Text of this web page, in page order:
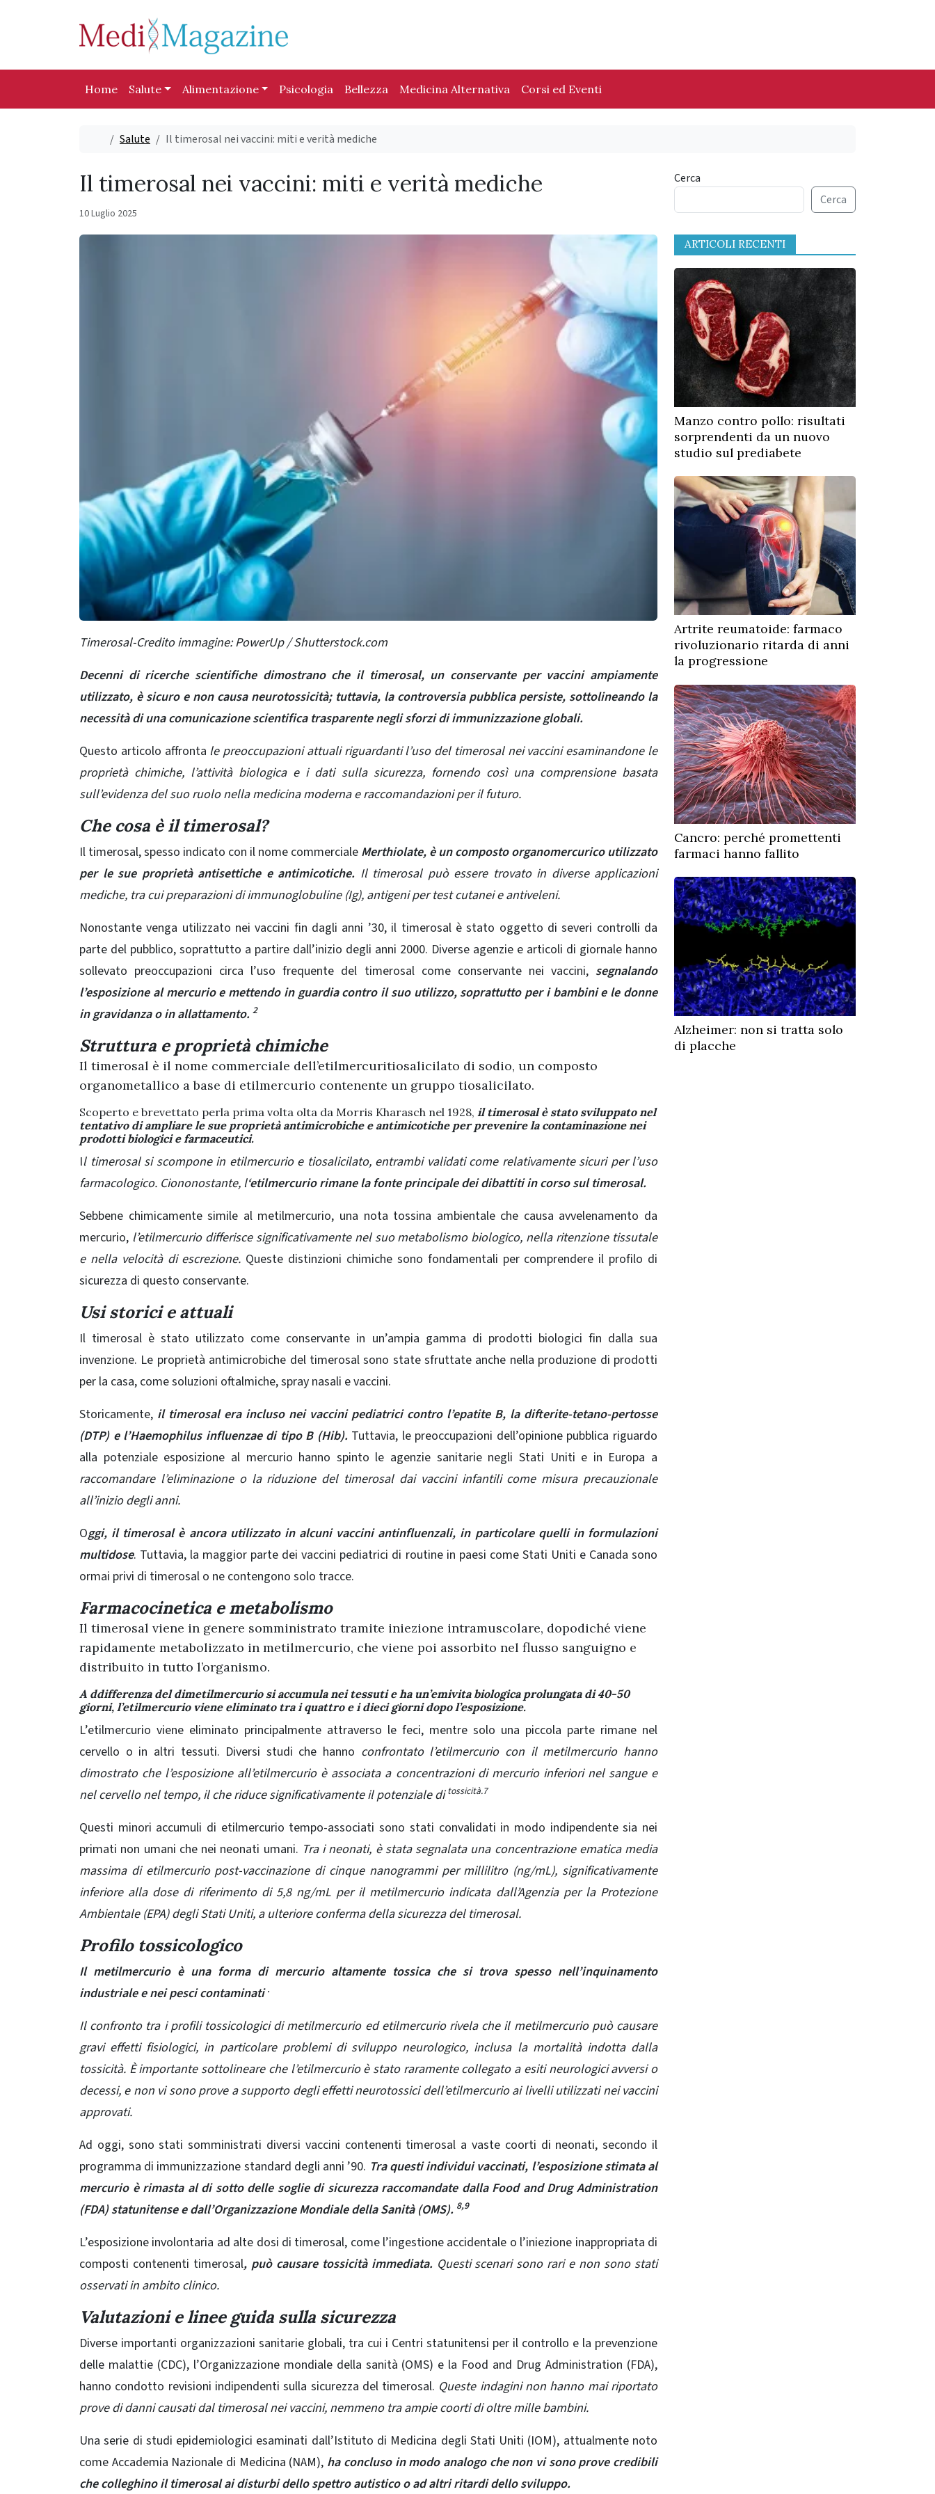
Home Salute Alimentazione Psicologia Bellezza Medicina Alternativa Corsi ed Eventi
Home
Salute Il timerosal nei vaccini: miti e verità mediche
Il timerosal nei vaccini: miti e verità mediche
10 Luglio 2025
Timerosal-Credito immagine: PowerUp / Shutterstock.com
Decenni di ricerche scientifiche dimostrano che il timerosal, un conservante per vaccini ampiamente
utilizzato, è sicuro e non causa neurotossicità; tuttavia, la controversia pubblica persiste, sottolineando la
necessità di una comunicazione scientifica trasparente negli sforzi di immunizzazione globali.
Questo articolo affronta le preoccupazioni attuali riguardanti l’uso del timerosal nei vaccini esaminandone le
proprietà chimiche, l’attività biologica e i dati sulla sicurezza, fornendo così una comprensione basata
sull’evidenza del suo ruolo nella medicina moderna e raccomandazioni per il futuro.
Che cosa è il timerosal?
Il timerosal, spesso indicato con il nome commerciale Merthiolate, è un composto organomercurico utilizzato
per le sue proprietà antisettiche e antimicotiche. Il timerosal può essere trovato in diverse applicazioni
mediche, tra cui preparazioni di immunoglobuline (Ig), antigeni per test cutanei e antiveleni.
Nonostante venga utilizzato nei vaccini fin dagli anni ’30, il timerosal è stato oggetto di severi controlli da
parte del pubblico, soprattutto a partire dall’inizio degli anni 2000. Diverse agenzie e articoli di giornale hanno
sollevato preoccupazioni circa l’uso frequente del timerosal come conservante nei vaccini, segnalando
l’esposizione al mercurio e mettendo in guardia contro il suo utilizzo, soprattutto per i bambini e le donne
in gravidanza o in allattamento. 2
Struttura e proprietà chimiche
Il timerosal è il nome commerciale dell’etilmercuritiosalicilato di sodio, un composto
organometallico a base di etilmercurio contenente un gruppo tiosalicilato.
Scoperto e brevettato perla prima volta olta da Morris Kharasch nel 1928, il timerosal è stato sviluppato nel
tentativo di ampliare le sue proprietà antimicrobiche e antimicotiche per prevenire la contaminazione nei
prodotti biologici e farmaceutici.
Il timerosal si scompone in etilmercurio e tiosalicilato, entrambi validati come relativamente sicuri per l’uso
farmacologico. Ciononostante, l‘etilmercurio rimane la fonte principale dei dibattiti in corso sul timerosal.
Sebbene chimicamente simile al metilmercurio, una nota tossina ambientale che causa avvelenamento da
mercurio, l’etilmercurio differisce significativamente nel suo metabolismo biologico, nella ritenzione tissutale
e nella velocità di escrezione. Queste distinzioni chimiche sono fondamentali per comprendere il profilo di
sicurezza di questo conservante.
Usi storici e attuali
Il timerosal è stato utilizzato come conservante in un’ampia gamma di prodotti biologici fin dalla sua
invenzione. Le proprietà antimicrobiche del timerosal sono state sfruttate anche nella produzione di prodotti
per la casa, come soluzioni oftalmiche, spray nasali e vaccini.
Storicamente, il timerosal era incluso nei vaccini pediatrici contro l’epatite B, la difterite-tetano-pertosse
(DTP) e l’Haemophilus influenzae di tipo B (Hib).Tuttavia, le preoccupazioni dell’opinione pubblica riguardo
alla potenziale esposizione al mercurio hanno spinto le agenzie sanitarie negli Stati Uniti e in Europa a
raccomandare l’eliminazione o la riduzione del timerosal dai vaccini infantili come misura precauzionale
all’inizio degli anni.
Oggi, il timerosal è ancora utilizzato in alcuni vaccini antinfluenzali, in particolare quelli in formulazioni
multidose. Tuttavia, la maggior parte dei vaccini pediatrici di routine in paesi come Stati Uniti e Canada sono
ormai privi di timerosal o ne contengono solo tracce.
Farmacocinetica e metabolismo
Il timerosal viene in genere somministrato tramite iniezione intramuscolare, dopodiché viene
rapidamente metabolizzato in metilmercurio, che viene poi assorbito nel flusso sanguigno e
distribuito in tutto l’organismo.
A ddifferenza del dimetilmercurio si accumula nei tessuti e ha un’emivita biologica prolungata di 40-50
giorni, l’etilmercurio viene eliminato tra i quattro e i dieci giorni dopo l’esposizione.
L’etilmercurio viene eliminato principalmente attraverso le feci, mentre solo una piccola parte rimane nel
cervello o in altri tessuti. Diversi studi che hanno confrontato l’etilmercurio con il metilmercurio hanno
dimostrato che l’esposizione all’etilmercurio è associata a concentrazioni di mercurio inferiori nel sangue e
nel cervello nel tempo, il che riduce significativamente il potenziale ditossicità.7
Questi minori accumuli di etilmercurio tempo-associati sono stati convalidati in modo indipendente sia nei
primati non umani che nei neonati umani. Tra i neonati, è stata segnalata una concentrazione ematica media
massima di etilmercurio post-vaccinazione di cinque nanogrammi per millilitro (ng/mL), significativamente
inferiore alla dose di riferimento di 5,8 ng/mL per il metilmercurio indicata dall’Agenzia per la Protezione
Ambientale (EPA) degli Stati Uniti, a ulteriore conferma della sicurezza del timerosal.
Profilo tossicologico
Il metilmercurio è una forma di mercurio altamente tossica che si trova spesso nell’inquinamento
industriale e nei pesci contaminati.
Il confronto tra i profili tossicologici di metilmercurio ed etilmercurio rivela che il metilmercurio può causare
gravi effetti fisiologici, in particolare problemi di sviluppo neurologico, inclusa la mortalità indotta dalla
tossicità. È importante sottolineare che l’etilmercurio è stato raramente collegato a esiti neurologici avversi o
decessi, e non vi sono prove a supporto degli effetti neurotossici dell’etilmercurio ai livelli utilizzati nei vaccini
approvati.
Ad oggi, sono stati somministrati diversi vaccini contenenti timerosal a vaste coorti di neonati, secondo il
programma di immunizzazione standard degli anni ’90. Tra questi individui vaccinati, l’esposizione stimata al
mercurio è rimasta al di sotto delle soglie di sicurezza raccomandate dalla Food and Drug Administration
(FDA) statunitense e dall’Organizzazione Mondiale della Sanità (OMS). 8,9
L’esposizione involontaria ad alte dosi di timerosal, come l’ingestione accidentale o l’iniezione inappropriata di
composti contenenti timerosal, può causare tossicità immediata. Questi scenari sono rari e non sono stati
osservati in ambito clinico.
Valutazioni e linee guida sulla sicurezza
Diverse importanti organizzazioni sanitarie globali, tra cui i Centri statunitensi per il controllo e la prevenzione
delle malattie (CDC), l’Organizzazione mondiale della sanità (OMS) e la Food and Drug Administration (FDA),
hanno condotto revisioni indipendenti sulla sicurezza del timerosal. Queste indagini non hanno mai riportato
prove di danni causati dal timerosal nei vaccini, nemmeno tra ampie coorti di oltre mille bambini.
Una serie di studi epidemiologici esaminati dall’Istituto di Medicina degli Stati Uniti (IOM), attualmente noto
come Accademia Nazionale di Medicina (NAM), ha concluso in modo analogo che non vi sono prove credibili
che colleghino il timerosal ai disturbi dello spettro autistico o ad altri ritardi dello sviluppo.
Cerca
Cerca
ARTICOLI RECENTI
Manzo contro pollo: risultati
sorprendenti da un nuovo
studio sul prediabete
Artrite reumatoide: farmaco
rivoluzionario ritarda di anni
la progressione
Cancro: perché promettenti
farmaci hanno fallito
Alzheimer: non si tratta solo
di placche